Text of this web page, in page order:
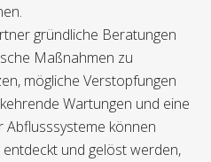
gründliche Beratungen
Maßnahmen zu
mögliche Verstopfungen
Wartungen und eine
Abflusssysteme können
und gelöst werden,